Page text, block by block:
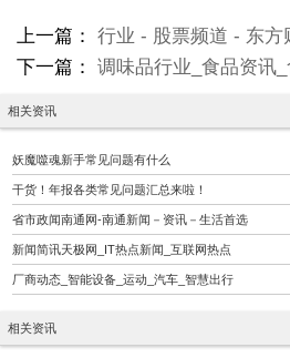
上一篇：
行业 - 股票频道 - 东方
下一篇：
调味品行业_食品资讯
相关资讯
妖魔噬魂新手常见问题有什么
干货！年报各类常见问题汇总来啦！
省市政闻南通网-南通新闻－资讯－生活首选
新闻简讯天极网_IT热点新闻_互联网热点
厂商动态_智能设备_运动_汽车_智慧出行
相关资讯